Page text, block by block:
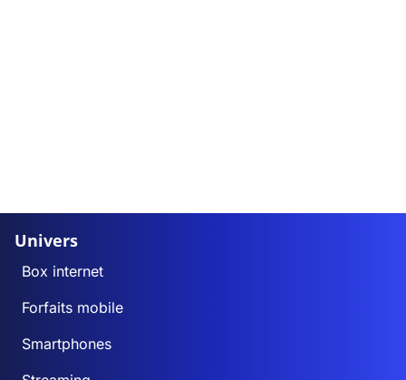
Univers
Box internet
Forfaits mobile
Smartphones